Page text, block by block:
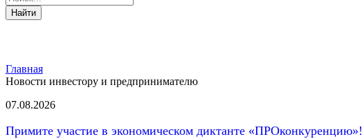
Главная
Новости инвестору и предпринимателю
07.08.2026
Примите участие в экономическом диктанте «ПРОконкуренцию»!